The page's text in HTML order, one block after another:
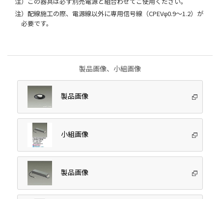
注）配線施工の際、電源線以外に専用信号線（CPEVφ0.9～1.2）が
必要です。
製品画像、小組画像
製品画像
小組画像
製品画像